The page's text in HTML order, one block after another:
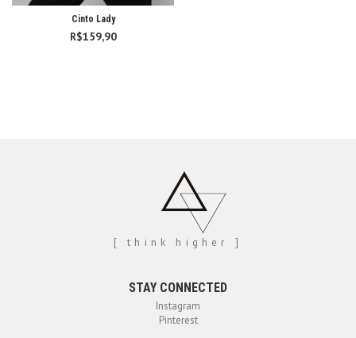
Cinto Lady
R$159,90
[ think higher ]
STAY CONNECTED
Instagram
Pinterest